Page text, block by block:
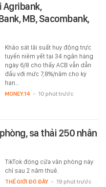
Agribank,
MB, Sacombank,
Khảo sát lãi suất huy động trực
tuyến niêm yết tại 34 ngân hàng
ngày 6/8 cho thấy ACB vẫn dẫn
đầu với mức 7,8%/năm cho kỳ
hạn…
MONEY.14 - 10 phút trước
sa thải 250 nhân
TikTok đóng cửa văn phòng này
chỉ sau 2 năm thuê.
THẾ GIỚI ĐÓ ĐÂY - 19 phút trước